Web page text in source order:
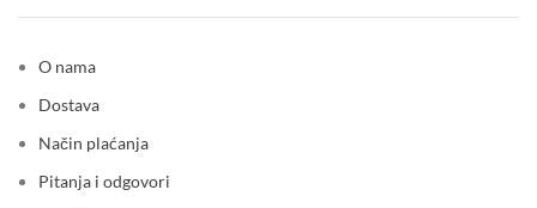
O nama
Dostava
Način plaćanja
Pitanja i odgovori